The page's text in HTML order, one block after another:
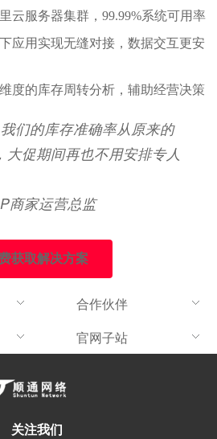
云服务器集群，99.99%系统可用率
应用实现无缝对接，数据交互更安
度的库存周转分析，辅助经营决策
们的库存准确率从原来的
大促期间再也不用安排专人
家运营总监
获取解决方案
合作伙伴
官网子站
关注我们